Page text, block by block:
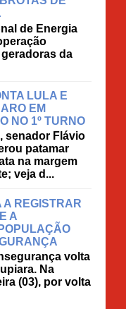
de Energia
da
LULA E
EM
NO 1º TURNO
senador Flávio
patamar
na margem
veja d...
A REGISTRAR
A
volta
Na
(03), por volta